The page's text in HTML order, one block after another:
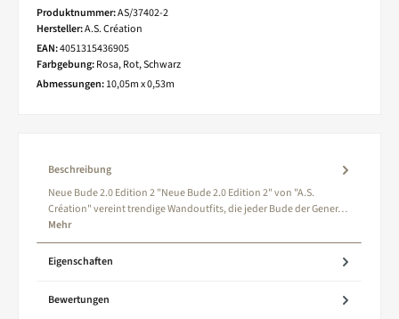
Produktnummer:AS/37402-2
Hersteller:A.S. Création
EAN:4051315436905
Farbgebung:Rosa, Rot, Schwarz
Abmessungen:10,05m x 0,53m
Beschreibung
Neue Bude 2.0 Edition 2 "Neue Bude 2.0 Edition 2" von "A.S.
Création" vereint trendige Wandoutfits, die jeder Bude der Gener…
Mehr
Eigenschaften
Bewertungen